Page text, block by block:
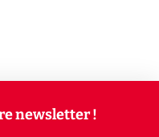
newsletter !